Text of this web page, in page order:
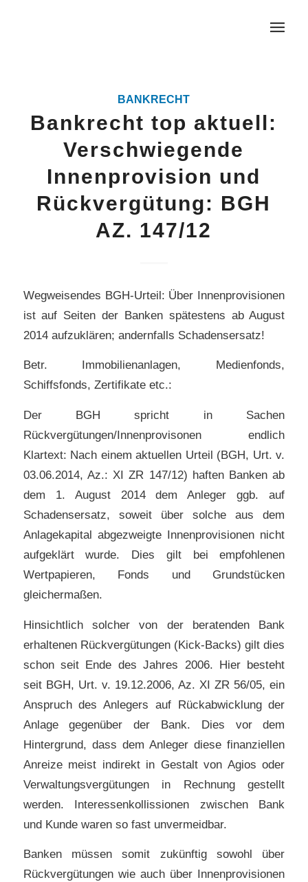
BANKRECHT
Bankrecht top aktuell:
Verschwiegende
Innenprovision und
Rückvergütung: BGH
AZ. 147/12
Wegweisendes BGH-Urteil: Über Innenprovisionen
ist auf Seiten der Banken spätestens ab August
2014 aufzuklären; andernfalls Schadensersatz!
Betr. Immobilienanlagen, Medienfonds,
Schiffsfonds, Zertifikate etc.:
Der BGH spricht in Sachen
Rückvergütungen/Innenprovisonen endlich
Klartext: Nach einem aktuellen Urteil (BGH, Urt. v.
03.06.2014, Az.: XI ZR 147/12) haften Banken ab
dem 1. August 2014 dem Anleger ggb. auf
Schadensersatz, soweit über solche aus dem
Anlagekapital abgezweigte Innenprovisionen nicht
aufgeklärt wurde. Dies gilt bei empfohlenen
Wertpapieren, Fonds und Grundstücken
gleichermaßen.
Hinsichtlich solcher von der beratenden Bank
erhaltenen Rückvergütungen (Kick-Backs) gilt dies
schon seit Ende des Jahres 2006. Hier besteht
seit BGH, Urt. v. 19.12.2006, Az. XI ZR 56/05, ein
Anspruch des Anlegers auf Rückabwicklung der
Anlage gegenüber der Bank. Dies vor dem
Hintergrund, dass dem Anleger diese finanziellen
Anreize meist indirekt in Gestalt von Agios oder
Verwaltungsvergütungen in Rechnung gestellt
werden. Interessenkollissionen zwischen Bank
und Kunde waren so fast unvermeidbar.
Banken müssen somit zukünftig sowohl über
Rückvergütungen wie auch über Innenprovisionen